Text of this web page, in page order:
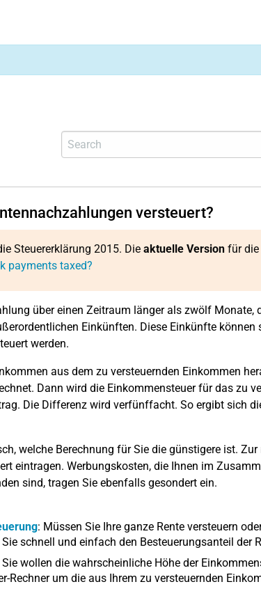
versteuert?
Steuererklärung 2015. Die aktuelle Versionfür die
payments taxed?
über einen Zeitraum länger als zwölf
Einkünften. Diese Einkünfte können
werden.
aus dem zu versteuernden Einkommen
Dann wird die Einkommensteuer für das zu
Die Differenz wird verfünffacht. So ergibt sich
welche Berechnung für Sie die günstigere ist.
eintragen. Werbungskosten, die Ihnen im
sind, tragen Sie ebenfalls gesondert ein.
: Müssen Sie Ihre ganze Rente versteuern
schnell und einfach den Besteuerungsanteil der
Sie wollen die wahrscheinliche Höhe der
Rechner um die aus Ihrem zu versteuernden